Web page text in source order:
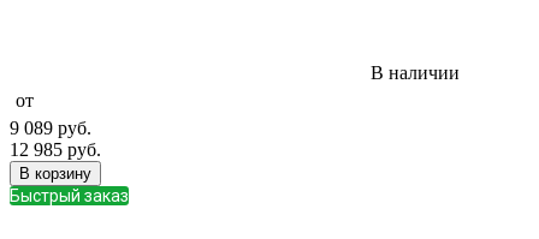
В наличии
от
9 089 руб.
12 985 руб.
В корзину
Быстрый заказ